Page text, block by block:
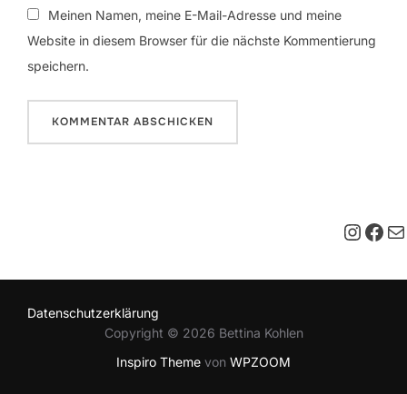
Meinen Namen, meine E-Mail-Adresse und meine
Website in diesem Browser für die nächste Kommentierung
speichern.
E-
Datenschutzerklärung
Copyright © 2026 Bettina Kohlen
Inspiro Theme von WPZOOM